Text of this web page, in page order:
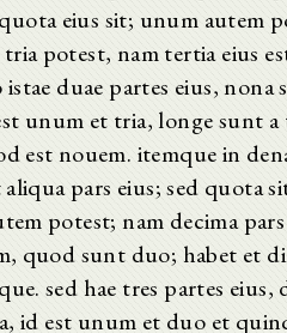
eius sit; unum autem
potest, nam tertia eius
duae partes eius, nona
unum et tria, longe sunt
est nouem. itemque in
pars eius; sed quota
potest; nam decima pars
quod sunt duo; habet et
sed hae tres partes eius,
id est unum et duo et